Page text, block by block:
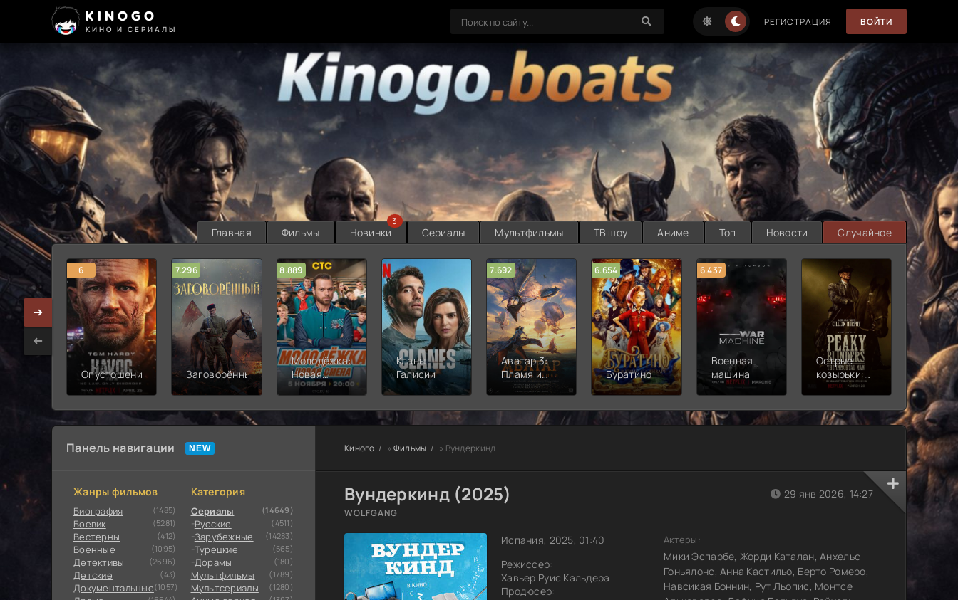
KINOGO
КИНО И СЕРИАЛЫ
РЕГИСТРАЦИЯ ВОЙТИ
Главная Фильмы Новинки
3
Сериалы Мультфильмы ТВ шоу Аниме Топ Новости Случайное
6
Опустошение
7.296
Заговорённый
8.889
Молодёжка:
Новая
смена
Кланы
Галисии
7.692
Аватар 3:
Пламя и
пепел
6.654
Буратино
6.437
Военная
машина
Острые
козырьки:
Бессмертный
7.187
2
Панель навигации
Жанры фильмов
Биография (1485)
Боевик (5281)
Вестерны (412)
Военные (1095)
Детективы (2696)
Детские (43)
Документальные(1057)
Категория
Сериалы (14649)
Русские (4511)
Зарубежные (14283)
Турецкие (565)
Дорамы (180)
Мультфильмы (1789)
Мультсериалы (1280)
Киного » Фильмы » Вундеркинд
Вундеркинд (2025)
WOLFGANG
Испания, 2025, 01:40
Режиссер:
Хавьер Руис Кальдера
Продюсер:
29 янв 2026, 14:27
Актеры:
Мики Эспарбе, Жорди Каталан, Анхельс
Гоньялонс, Анна Кастильо, Берто Ромеро,
Навсикая Боннин, Рут Льопис, Монтсе